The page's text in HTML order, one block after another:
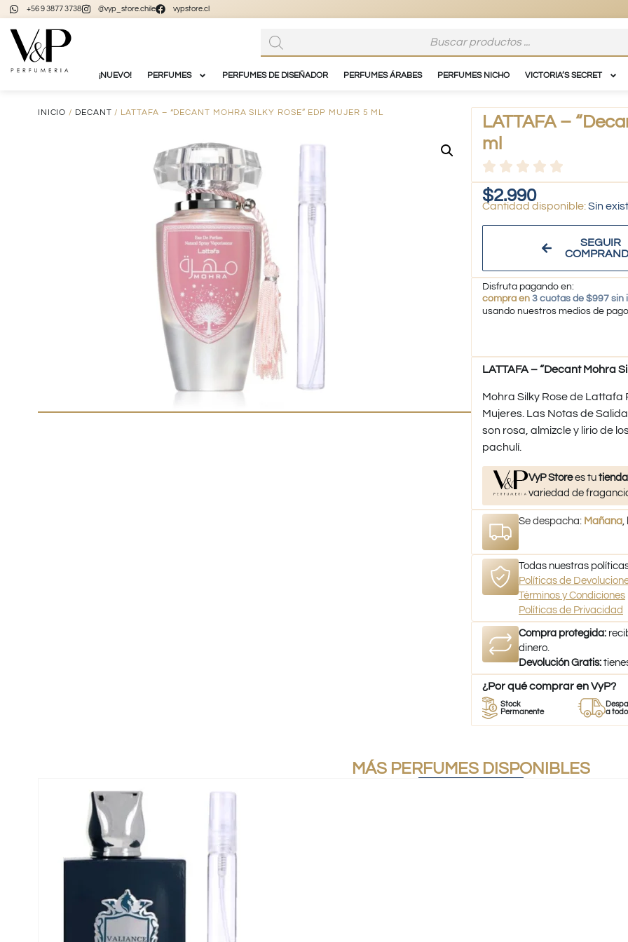
+56 9 3877 3738 @vyp_store.chile vypstore.cl
¡NUEVO! PERFUMES PERFUMES DE DISEÑADOR PERFUMES ÁRABES PERFUMES NICHO VICTORIA’S SECRET
INICIO / DECANT / LATTAFA – “DECANT MOHRA SILKY ROSE” EDP MUJER 5 ML
LATTAFA –
ml
$2.990
Sin
SEGUIR
Disfruta pagando en:
compra en 3 cuotas de $997 sin
usando nuestros medios de pago
LATTAFA – “Decant Mohra
Mohra Silky Rose de
Mujeres. Las Notas de
son rosa, almizcle y lirio de
pachulí.
VyP Storees tu
variedad de
Se despacha: Mañana
Todas nuestras
Políticas de
Términos y Condiciones
Políticas de Privacidad
Compra protegida:
dinero.
Devolución Gratis:
¿Por qué comprar en VyP?
Stock
Permanente
Despacho
a todo Chile
MÁS PERFUMES DISPONIBLES